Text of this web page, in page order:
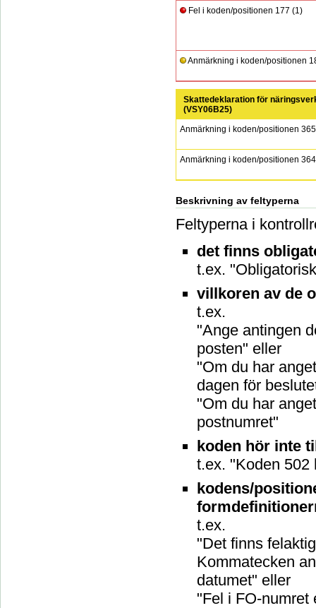
Fel i koden/positionen 177 (1)
Anmärkning i koden/positionen
Skattedeklaration för
(VSY06B25)
Anmärkning i koden/positionen
Anmärkning i koden/positionen
Beskrivning av feltyperna
Feltyperna i
det finns
t.ex.
villkoren av de
t.ex.
"Ange antingen
posten" eller
"Om du har
dagen för
"Om du har
postnumret"
koden hör inte
t.ex. "Koden 502
kodens/
t.ex.
"Det finns
Kommatecken
datumet" eller
"Fel i FO-numret